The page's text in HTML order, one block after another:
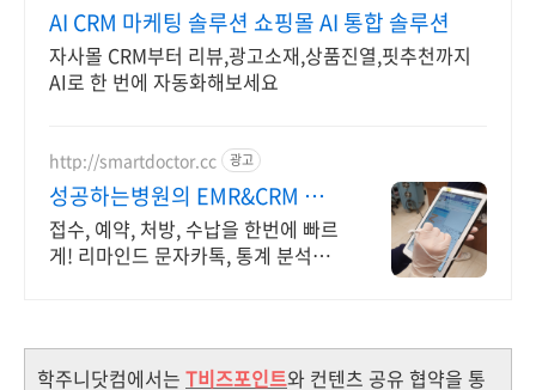
AI CRM 마케팅 솔루션 쇼핑몰 AI 통합 솔루션
자사몰 CRM부터 리뷰,광고소재,상품진열,핏추천까지
AI로 한 번에 자동화해보세요
http://smartdoctor.cc 광고
성공하는병원의 EMR&CRM 스
마트닥터
접수, 예약, 처방, 수납을 한번에 빠르
게! 리마인드 문자카톡, 통계 분석까
학주니닷컴에서는 T비즈포인트와 컨텐츠 공유 협약을 통